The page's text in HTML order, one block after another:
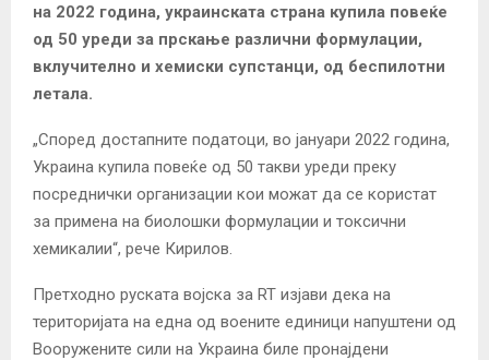
на 2022 година, украинската страна купила повеќе
од 50 уреди за прскање различни формулации,
вклучително и хемиски супстанци, од беспилотни
летала.
„Според достапните податоци, во јануари 2022 година,
Украина купила повеќе од 50 такви уреди преку
посреднички организации кои можат да се користат
за примена на биолошки формулации и токсични
хемикалии“, рече Кирилов.
Претходно руската војска за RT изјави дека на
територијата на една од воените единици напуштени од
Вооружените сили на Украина биле пронајдени